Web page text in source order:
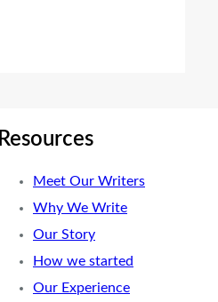
Resources
Meet Our Writers
Why We Write
Our Story
How we started
Our Experience